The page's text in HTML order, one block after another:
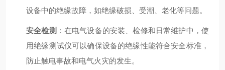
设备中的绝缘故障，如绝缘破损、受潮、老化等问题。
安全检测 ：在电气设备的安装、检修和日常维护中，使
用绝缘测试仪可以确保设备的绝缘性能符合安全标准，
防止触电事故和电气火灾的发生。